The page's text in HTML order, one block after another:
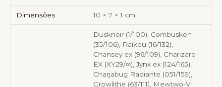
Dimensões 10 × 7 × 1 cm
Dusknoir (1/100), Combusken
(35/106), Raikou (16/132),
Chansey ex (96/109), Charizard-
EX (XY29/∞), Jynx ex (124/165),
Charjabug Radiante (051/159),
Growlithe (63/111), Mewtwo-V